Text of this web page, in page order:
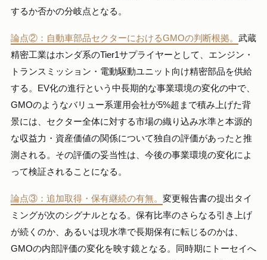
するか否かの分岐点となる。
論点②：自動車部品セクターにおけるGMOの判断根拠。 武蔵
精密工業はホンダ系のTier1サプライヤーとして、エンジン・
トランスミッション・電動駆動ユニット向け精密部品を供給
する。EV化の進行という中長期的な事業環境の変化の中で、
GMOのようなバリュー系運用会社が5%超まで積み上げた背
景には、セクター全体に対する市場の織り込み水準と本源的
な収益力・資産価値の関係について独自の評価があったと推
測される。その評価の妥当性は、今後の事業環境の変化によ
って検証されることになる。
論点③：追加取得・保有継続の有無。 変更報告書の提出タイ
ミングが次のシグナルとなる。保有比率のさらなる引き上げ
が続くのか、あるいは現水準で長期保有に転じるのかは、
GMOの内部評価の変化を映す鏡となる。同時期にトーセイへ